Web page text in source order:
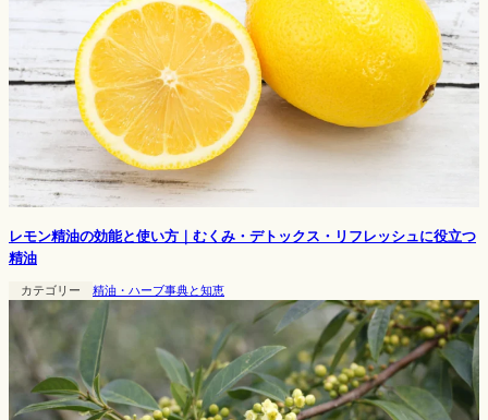
レモン精油の効能と使い方｜むくみ・デトックス・リフレッシュに役立つ
精油
カテゴリー 精油・ハーブ事典と知恵